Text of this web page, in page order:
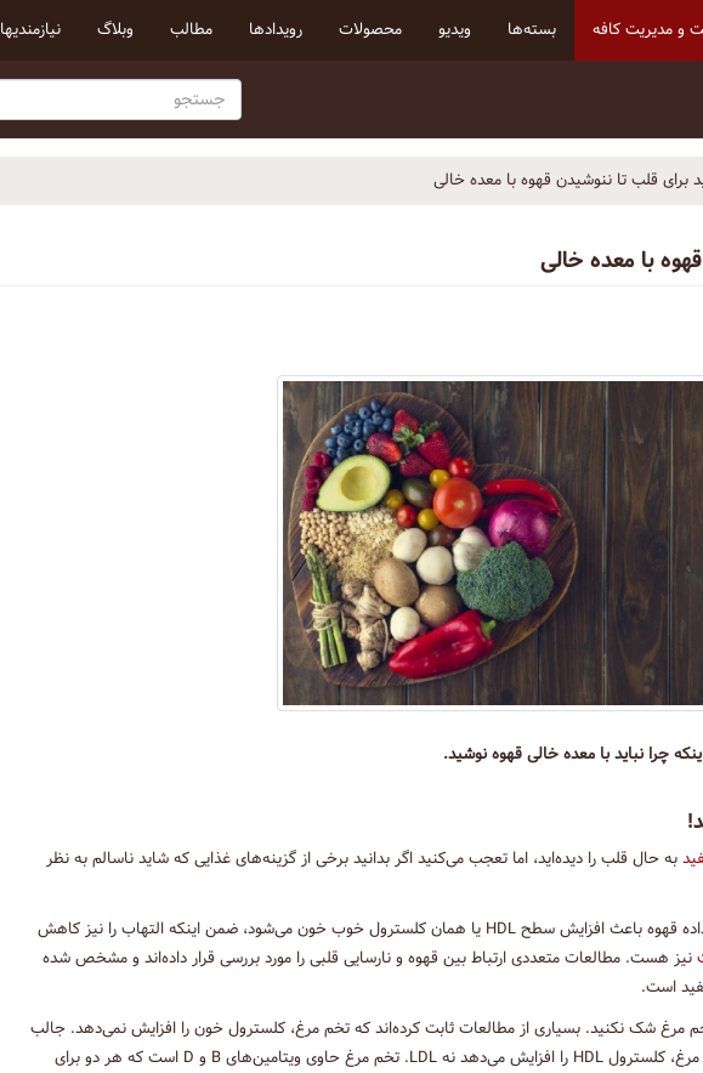
و مدیریت کافه بسته‌ها ویدیو محصولات رویداد‌ها مطالب وبلاگ نیازمندیها
برای قلب تا ننوشیدن قهوه با معده خالی
با معده خالی
چرا نباید با معده خالی قهوه نوشید.
به حال قلب را دیده‌اید، اما تعجب می‌کنید اگر بدانید برخی از گزینه‌های غذایی که شاید ناسالم به نظر
یکی از این گزینه‌ها است. مطالعات اخیر نشان داده قهوه باعث افزایش سطح HDL یا همان کلسترول خوب خون می‌شود، ضمن اینکه التهاب را نیز کاهش
نیز هست. مطالعات متعددی ارتباط بین قهوه و نارسایی قلبی را مورد بررسی قرار داده‌اند و مشخص شده
است.
شک نکنید. بسیاری از مطالعات ثابت کرده‌اند که تخم مرغ، کلسترول خون را افزایش نمی‌دهد. جالب
توجه است اگر بدانید حتی مصرف روزانه سه عدد تخم مرغ، کلسترول HDL را افزایش می‌دهد نه LDL. تخم مرغ حاوی ویتامین‌های B و D است که هر دو برای